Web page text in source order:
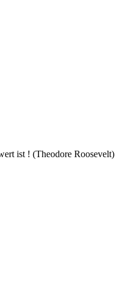
ist ! (Theodore Roosevelt)